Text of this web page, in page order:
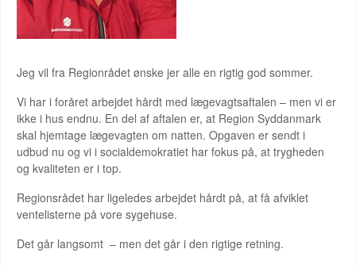
Jeg vil fra Regionrådet ønske jer alle en rigtig god sommer.
Vi har i foråret arbejdet hårdt med lægevagtsaftalen – men vi er
ikke i hus endnu. En del af aftalen er, at Region Syddanmark
skal hjemtage lægevagten om natten. Opgaven er sendt i
udbud nu og vi i socialdemokratiet har fokus på, at trygheden
og kvaliteten er i top.
Regionsrådet har ligeledes arbejdet hårdt på, at få afviklet
ventelisterne på vore sygehuse.
Det går langsomt – men det går i den rigtige retning.